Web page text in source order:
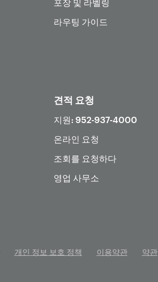
포장 및 라벨링
라우팅 가이드
견적 요청
지원: 952-937-4000
온라인 요청
조회를 요청하다
영업 사무소
개인 정보 보호 정책 이용약관 약관